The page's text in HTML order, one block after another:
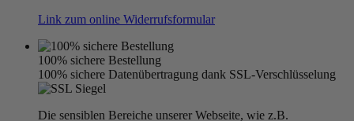
Link zum online Widerrufsformular
100% sichere Bestellung
100% sichere Datenübertragung dank SSL-Verschlüsselung
Die sensiblen Bereiche unserer Webseite, wie z.B.